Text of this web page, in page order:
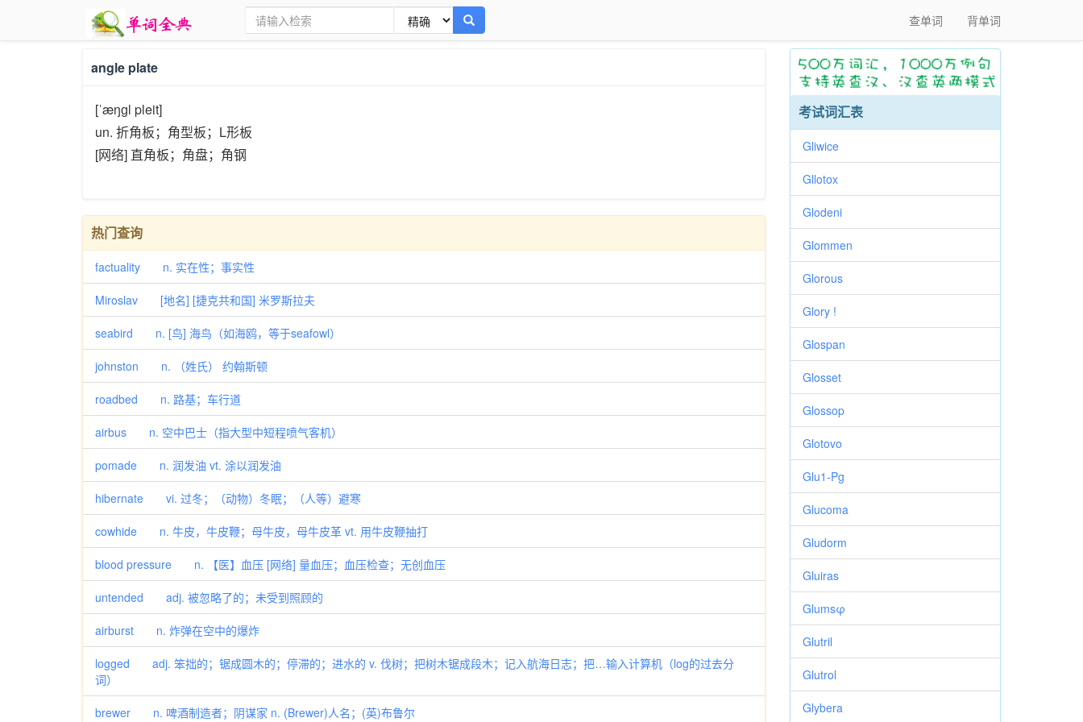
查单词 背单词
angle plate
[ˈæŋɡl pleit]
un. 折角板；角型板；L形板
[网络] 直角板；角盘；角钢
热门查询
factuality n. 实在性；事实性
Miroslav [地名] [捷克共和国] 米罗斯拉夫
seabird n. [鸟] 海鸟（如海鸥，等于seafowl）
johnston n. （姓氏） 约翰斯顿
roadbed n. 路基；车行道
airbus n. 空中巴士（指大型中短程喷气客机）
pomade n. 润发油 vt. 涂以润发油
hibernate vi. 过冬；（动物）冬眠；（人等）避寒
cowhide n. 牛皮，牛皮鞭；母牛皮，母牛皮革 vt. 用牛皮鞭抽打
blood pressure n. 【医】血压 [网络] 量血压；血压检查；无创血压
untended adj. 被忽略了的；未受到照顾的
airburst n. 炸弹在空中的爆炸
logged adj. 笨拙的；锯成圆木的；停滞的；进水的 v. 伐树；把树木锯成段木；记入航海日志；把…输入计算机（log的过去分
词）
brewer n. 啤酒制造者；阴谋家 n. (Brewer)人名；(英)布鲁尔
考试词汇表
Gliwice
Gllotox
Glodeni
Glommen
Glorous
Glory !
Glospan
Glosset
Glossop
Glotovo
Glu1-Pg
Glucoma
Gludorm
Gluiras
Glumsφ
Glutril
Glutrol
Glybera